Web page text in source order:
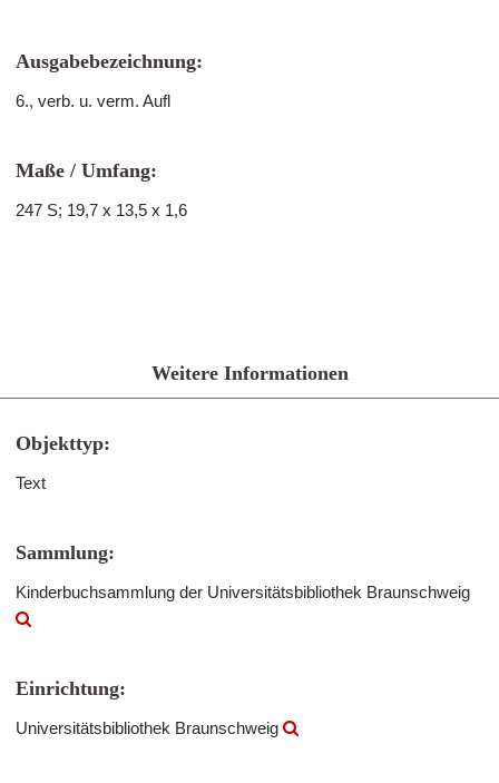
Ausgabebezeichnung:
6., verb. u. verm. Aufl
Maße / Umfang:
247 S; 19,7 x 13,5 x 1,6
Weitere Informationen
Objekttyp:
Text
Sammlung:
Kinderbuchsammlung der Universitätsbibliothek Braunschweig
Einrichtung:
Universitätsbibliothek Braunschweig